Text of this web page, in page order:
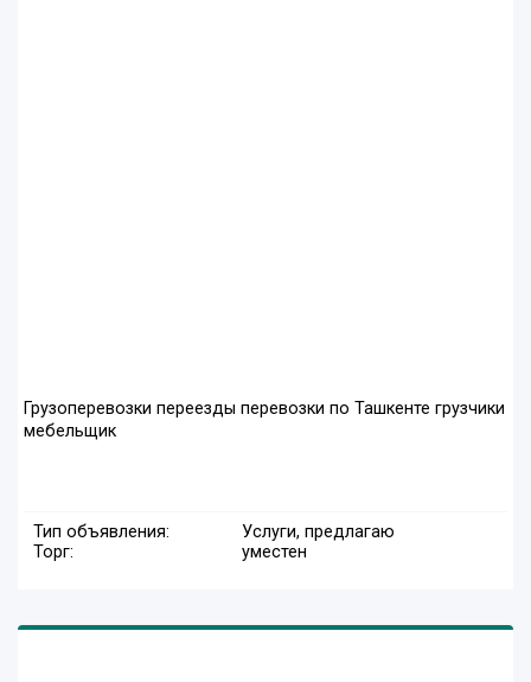
Грузоперевозки переезды перевозки по Ташкенте грузчики
мебельщик
Тип объявления:
Услуги, предлагаю
Торг:
уместен